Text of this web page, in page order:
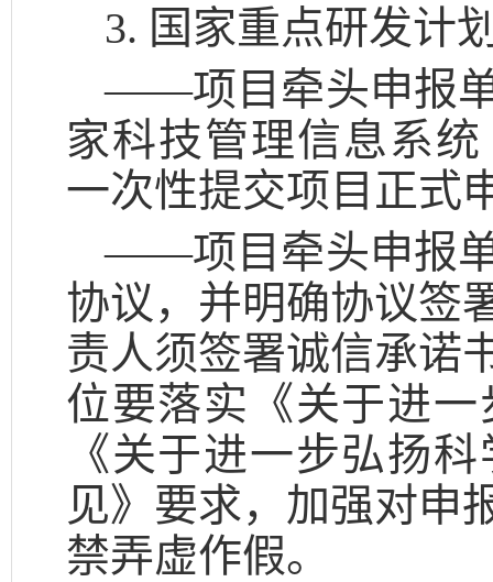
3. 国家重点研发计
——项目牵头申报
家科技管理信息系统
一次性提交项目正式
——项目牵头申报
协议，并明确协议签
责人须签署诚信承诺
位要落实《关于进
《关于进一步弘扬
见》要求，加强对申
禁弄虚作假。